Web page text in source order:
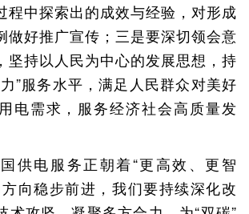
程中探索出的成效与经验，对形成
做好推广宣传；三是要深切领会意
坚持以人民为中心的发展思想，持
”服务水平，满足人民群众对美好
电需求，服务经济社会高质量发
供电服务正朝着“更高效、更智
向稳步前进，我们要持续深化改